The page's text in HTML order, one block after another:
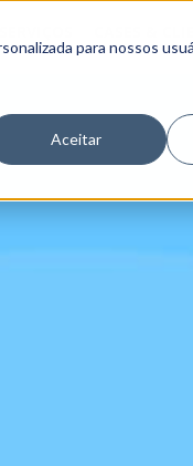
para nossos
Aceitar